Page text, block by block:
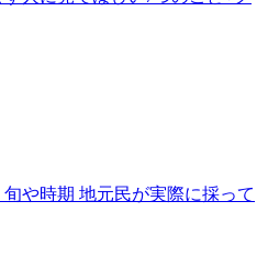
旬や時期 地元民が実際に採って